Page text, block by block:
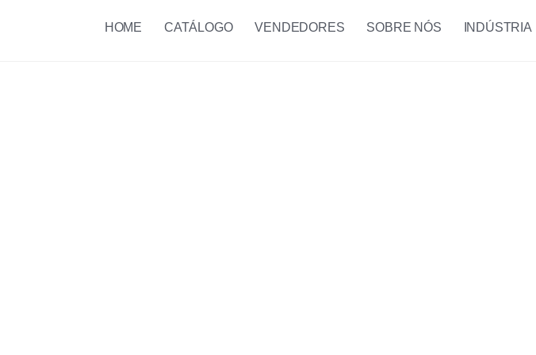
HOME CATÁLOGO VENDEDORES SOBRE NÓS INDÚSTRIA